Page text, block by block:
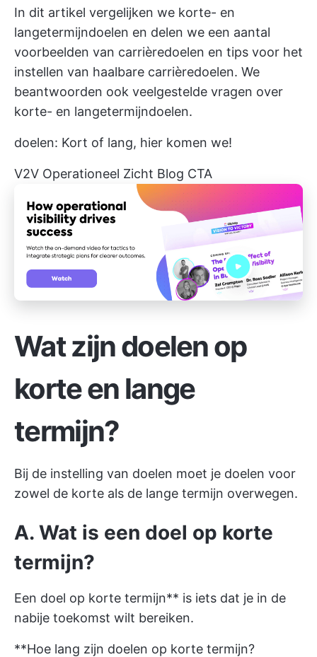
In dit artikel vergelijken we korte- en
langetermijndoelen en delen we een aantal
voorbeelden van carrièredoelen en tips voor het
instellen van haalbare carrièredoelen. We
beantwoorden ook veelgestelde vragen over
korte- en langetermijndoelen.
doelen: Kort of lang, hier komen we!
V2V Operationeel Zicht Blog CTA
Wat zijn doelen op
korte en lange
termijn?
Bij de instelling van doelen moet je doelen voor
zowel de korte als de lange termijn overwegen.
A. Wat is een doel op korte
termijn?
Een doel op korte termijn** is iets dat je in de
nabije toekomst wilt bereiken.
**Hoe lang zijn doelen op korte termijn?